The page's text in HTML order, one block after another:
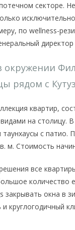
секторе.
по wellness-
окружении
рядом с
квартир,
на столицу.
с
м. Стоимость
все
количество
закрывать окна в
круглогодичный